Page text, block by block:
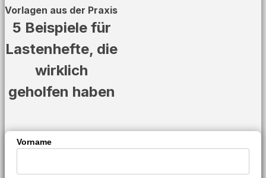
Vorlagen aus der Praxis
5 Beispiele für
Lastenhefte, die
wirklich
geholfen haben
Vorname